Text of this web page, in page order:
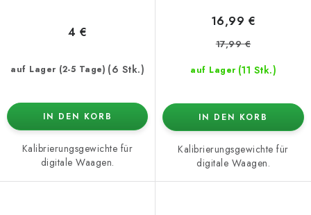
auf Lager (2-5 Tage) (6 Stk.)
4 €
IN DEN KORB
Kalibrierungsgewichte für
digitale Waagen.
auf Lager (11 Stk.)
16,99 €
17,99 €
IN DEN KORB
Kalibrierungsgewichte für
digitale Waagen.